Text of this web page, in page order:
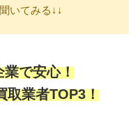
いてみる↓↓
業で安心！
取業者TOP3！